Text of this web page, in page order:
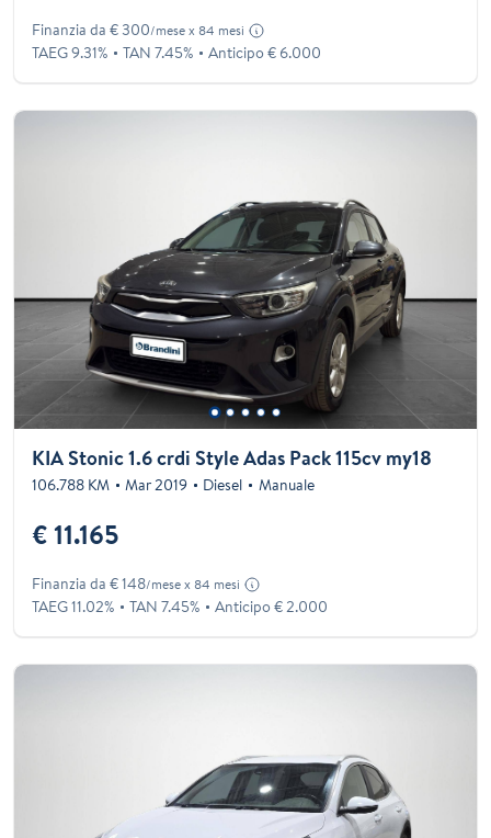
Finanzia da € 300/mese x 84 mesi
TAEG 9.31% TAN 7.45% Anticipo € 6.000
KIA Stonic 1.6 crdi Style Adas Pack 115cv my18
106.788 KM Mar 2019 Diesel Manuale
€ 11.165
Finanzia da € 148/mese x 84 mesi
TAEG 11.02% TAN 7.45% Anticipo € 2.000